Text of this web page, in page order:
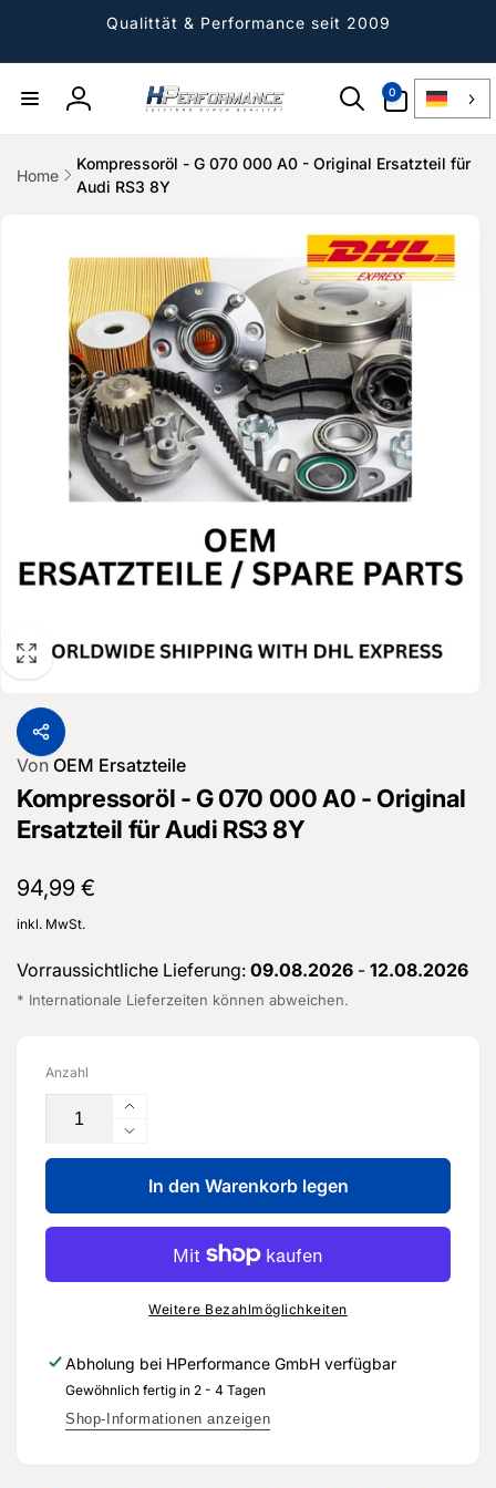
Qualittät & Performance seit 2009
Einloggen
0
Artikel
Home
Kompressoröl - G 070 000 A0 - Original Ersatzteil für
Audi RS3 8Y
Von OEM Ersatzteile
Kompressoröl - G 070 000 A0 - Original
Ersatzteil für Audi RS3 8Y
Normaler
Preis
94,99 €
inkl. MwSt.
Vorraussichtliche Lieferung: 09.08.2026 - 12.08.2026
* Internationale Lieferzeiten können abweichen.
Anzahl
Erhöhe
die
Menge
für
Kompressoröl
-
070
000
Original
Ersatzteil
für
Verringere
die
Menge
für
Kompressoröl
G
070
-
Original
Ersatzteil
In den Warenkorb legen
Weitere Bezahlmöglichkeiten
Abholung bei HPerformance GmbH verfügbar
Gewöhnlich fertig in 2 - 4 Tagen
Shop-Informationen anzeigen